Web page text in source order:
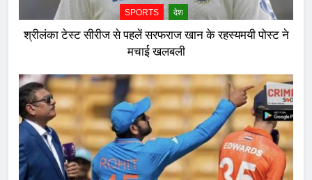
SPORTS देश
श्रीलंका टेस्ट सीरीज से पहलें सरफराज खान के रहस्यमयी पोस्ट ने
मचाई खलबली